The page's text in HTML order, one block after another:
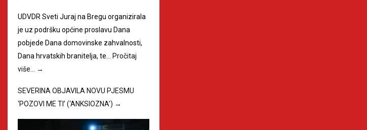
UDVDR Sveti Juraj na Bregu organizirala
je uz podršku općine proslavu Dana
pobjede Dana domovinske zahvalnosti,
Dana hrvatskih branitelja, te… Pročitaj
više… →
SEVERINA OBJAVILA NOVU PJESMU
‘POZOVI ME TI’ (‘ANKSIOZNA’) →